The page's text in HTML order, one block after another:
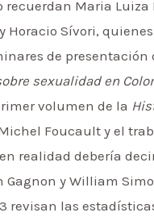
recuerdan Maria Luiza
Horacio Sívori,
de presentación
sexualidad en
volumen de la
Foucault y el
realidad debería
Gagnon y William
revisan las